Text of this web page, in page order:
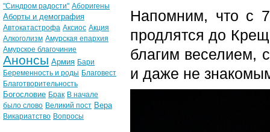
Напомним, что с
продлятся до
благим веселием,
и даже не
"Синдром радости" Аборигены
Аборты и демография
Автокатастрофа Аксиос Акция
Алкоголизм Амурская епархия
Амурское благочиние
Анонсы Армия Бари
Беременность и роды Благовест
Благотворительность
Богословие Брак В начале
было слово Великий пост Вера
Викариатство Вопросы